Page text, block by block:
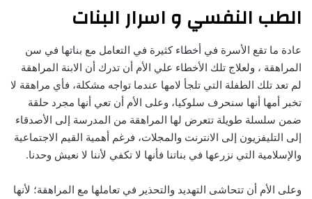
الطب النفسي و اسرار البنات
عادة ما تقع الأسرة في أخطاء كثيرة في التعامل مع بناتها في سن
المراهقة ، ولعلاج تلك الأخطاء علي الأم أن تدرك أن الابنة المراهقة
لم تعد تلك الطفلة التي تلجأ لامها عندما تواجه مشكلة، فأي مراهقة لا
تخبر أمها أنها سنحرف سلوكيا، وعلى الأم أن تعي أنها مجرد حلقة
ضمن سلسلة طويلة تتعرض لها المراهقة من المدرسة إلى الأصدقاء
إلى التليفزيون إلى الانترنت والمجلات، فرغم أهمية القيم الاجتماعية
والإسلامية التي نزرعها في بناتنا فأنها لا تكفي لأننا لا نعيش وحدنا.
وعلى الأم أن تتحاشى التهديد والتحذير في تعاملها مع المراهقة؛ لأنها